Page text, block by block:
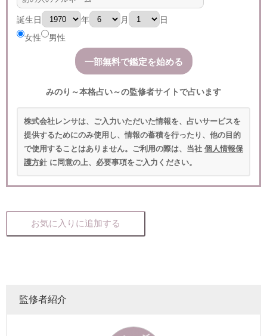
誕生日 年 月
日
女性
男性
みのり～本格占い～の監修者サイトで占います
株式会社レンサは、ご入力いただいた情報を、占いサービスを
提供するためにのみ使用し、情報の蓄積を行ったり、他の目的
で使用することはありません。ご利用の際は、当社 個人情報保
護方針 に同意の上、必要事項をご入力ください。
お気に入りに追加する
監修者紹介